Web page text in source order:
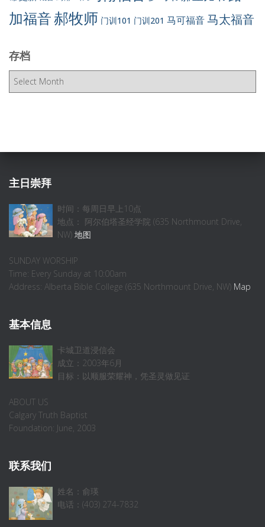
加福音郝牧师 门训101 门训201 马可福音马太福音
存档
存
主日崇拜
时间：每周日早上10点
地点： 阿尔伯塔圣经学院 (635 Northmount Drive,
NW) 地图
SUNDAY WORSHIP
Time: Every Sunday at 10:00am
Address: Alberta Bible College (635 Northmount Drive, NW) Map
基本信息
卡城卫道浸信会
成立：2003年6月
目标：以顺服荣耀神，凭圣灵做见证
ABOUT US
Calgary Truth Baptist
Foundation: June, 2003
联系我们
姓名：俞瑛
电话：(403) 274-7832